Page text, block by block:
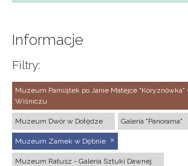
Informacje
Filtry:
Muzeum Pamiątek po Janie Matejce "Koryznówka"
Wiśniczu
Muzeum Dwór w Dołędze Galeria "Panorama"
Muzeum Zamek w Dębnie
Muzeum Ratusz - Galeria Sztuki Dawnej